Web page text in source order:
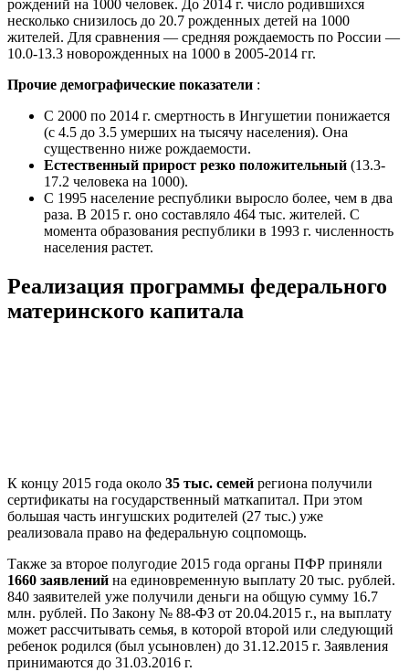
рождений на 1000 человек. До 2014 г. число родившихся
несколько снизилось до 20.7 рожденных детей на 1000
жителей. Для сравнения — средняя рождаемость по России —
10.0-13.3 новорожденных на 1000 в 2005-2014 гг.
Прочие демографические показатели :
С 2000 по 2014 г. смертность в Ингушетии понижается
(с 4.5 до 3.5 умерших на тысячу населения). Она
существенно ниже рождаемости.
Естественный прирост резко положительный (13.3-
17.2 человека на 1000).
С 1995 население республики выросло более, чем в два
раза. В 2015 г. оно составляло 464 тыс. жителей. С
момента образования республики в 1993 г. численность
населения растет.
Реализация программы федерального
материнского капитала
К концу 2015 года около 35 тыс. семей региона получили
сертификаты на государственный маткапитал. При этом
большая часть ингушских родителей (27 тыс.) уже
реализовала право на федеральную соцпомощь.
Также за второе полугодие 2015 года органы ПФР приняли
1660 заявлений на единовременную выплату 20 тыс. рублей.
840 заявителей уже получили деньги на общую сумму 16.7
млн. рублей. По Закону № 88-ФЗ от 20.04.2015 г., на выплату
может рассчитывать семья, в которой второй или следующий
ребенок родился (был усыновлен) до 31.12.2015 г. Заявления
принимаются до 31.03.2016 г.